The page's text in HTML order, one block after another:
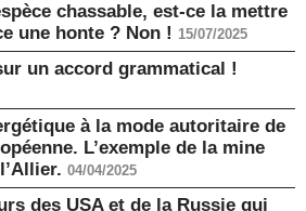
chassable, est-ce la mettre
une honte ? Non ! 15/07/2025
un accord grammatical !
à la mode autoritaire de
L’exemple de la mine
04/04/2025
des USA et de la Russie qui